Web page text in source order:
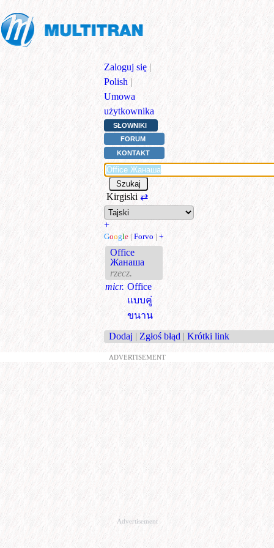
Zaloguj się |
Polish |
Umowa
użytkownika
SŁOWNIKI
FORUM
KONTAKT
Kirgiski ⇄
+
Google | Forvo | +
Office
Жанаша
rzecz.
micr. Office
แบบคู่
ขนาน
Dodaj | Zgłoś błąd | Krótki link
ADVERTISEMENT
Advertisement